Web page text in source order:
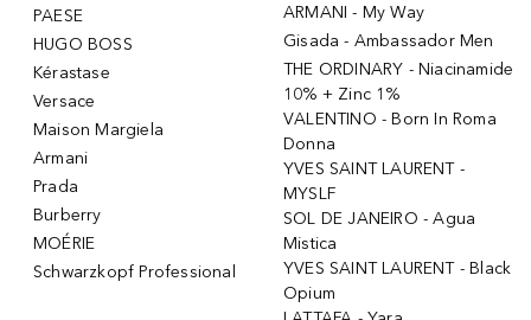
PAESE
HUGO BOSS
Kérastase
Versace
Maison Margiela
Armani
Prada
Burberry
MOÉRIE
Schwarzkopf Professional
ARMANI - My Way
Gisada - Ambassador Men
THE ORDINARY - Niacinamide
10% + Zinc 1%
VALENTINO - Born In Roma
Donna
YVES SAINT LAURENT -
MYSLF
SOL DE JANEIRO - Agua
Mistica
YVES SAINT LAURENT - Black
Opium